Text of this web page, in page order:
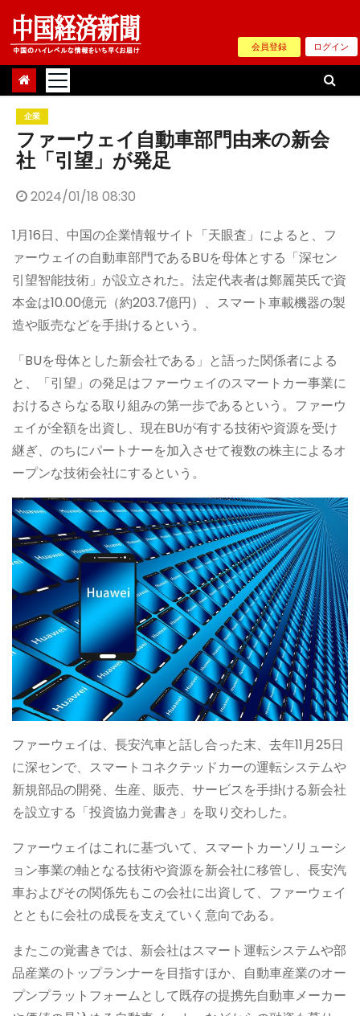
Skip
content
会員登録 ログイン
企業
ファーウェイ自動車部門由来の新会
社「引望」が発足
2024/01/18 08:30
1月16日、中国の企業情報サイト「天眼査」によると、フ
ァーウェイの自動車部門であるBUを母体とする「深セン
引望智能技術」が設立された。法定代表者は鄭麗英氏で資
本金は10.00億元（約203.7億円）、スマート車載機器の製
造や販売などを手掛けるという。
「BUを母体とした新会社である」と語った関係者による
と、「引望」の発足はファーウェイのスマートカー事業に
おけるさらなる取り組みの第一歩であるという。ファーウ
ェイが全額を出資し、現在BUが有する技術や資源を受け
継ぎ、のちにパートナーを加入させて複数の株主によるオ
ープンな技術会社にするという。
ファーウェイは、長安汽車と話し合った末、去年11月25日
に深センで、スマートコネクテッドカーの運転システムや
新規部品の開発、生産、販売、サービスを手掛ける新会社
を設立する「投資協力覚書き」を取り交わした。
ファーウェイはこれに基づいて、スマートカーソリューシ
ョン事業の軸となる技術や資源を新会社に移管し、長安汽
車およびその関係先もこの会社に出資して、ファーウェイ
とともに会社の成長を支えていく意向である。
またこの覚書きでは、新会社はスマート運転システムや部
品産業のトップランナーを目指すほか、自動車産業のオー
プンプラットフォームとして既存の提携先自動車メーカー